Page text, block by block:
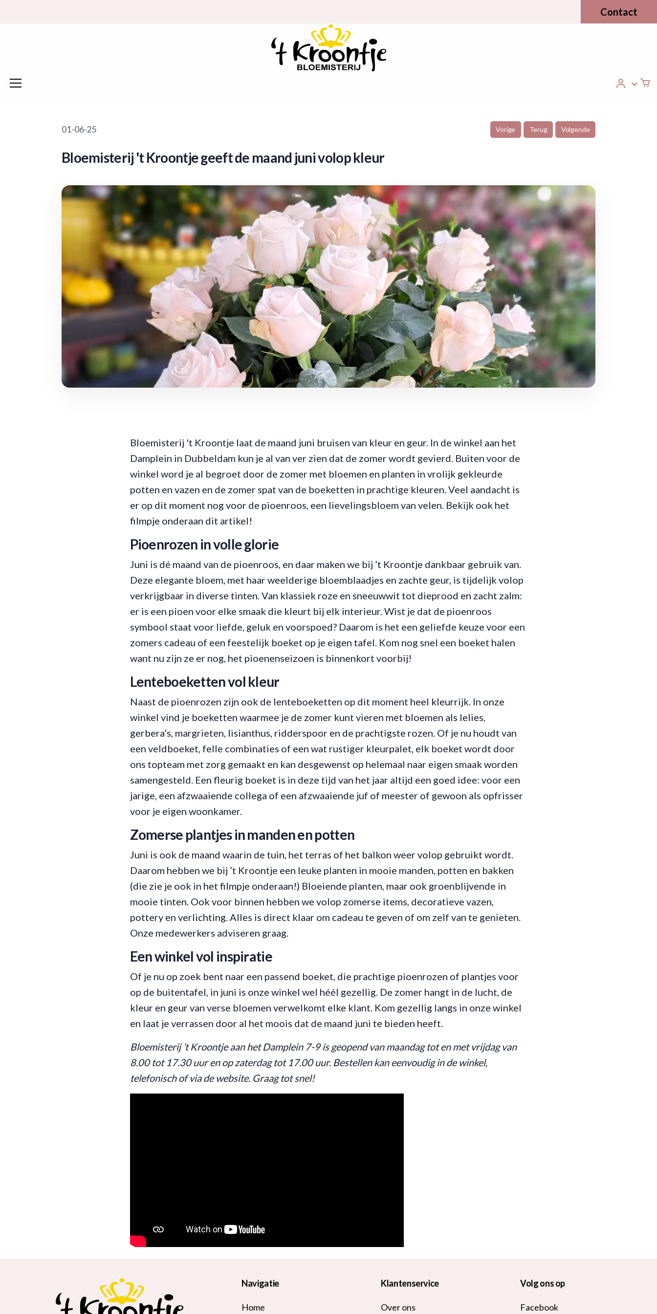
Contact
01-06-25 Vorige Terug Volgende
Bloemisterij 't Kroontje geeft de maand juni volop kleur
Bloemisterij 't Kroontje laat de maand juni bruisen van kleur en geur. In de winkel aan het
Damplein in Dubbeldam kun je al van ver zien dat de zomer wordt gevierd. Buiten voor de
winkel word je al begroet door de zomer met bloemen en planten in vrolijk gekleurde
potten en vazen en de zomer spat van de boeketten in prachtige kleuren. Veel aandacht is
er op dit moment nog voor de pioenroos, een lievelingsbloem van velen. Bekijk ook het
filmpje onderaan dit artikel!
Pioenrozen in volle glorie
Juni is dé maand van de pioenroos, en daar maken we bij ’t Kroontje dankbaar gebruik van.
Deze elegante bloem, met haar weelderige bloemblaadjes en zachte geur, is tijdelijk volop
verkrijgbaar in diverse tinten. Van klassiek roze en sneeuwwit tot dieprood en zacht zalm:
er is een pioen voor elke smaak die kleurt bij elk interieur. Wist je dat de pioenroos
symbool staat voor liefde, geluk en voorspoed? Daarom is het een geliefde keuze voor een
zomers cadeau of een feestelijk boeket op je eigen tafel. Kom nog snel een boeket halen
want nu zijn ze er nog, het pioenenseizoen is binnenkort voorbij!
Lenteboeketten vol kleur
Naast de pioenrozen zijn ook de lenteboeketten op dit moment heel kleurrijk. In onze
winkel vind je boeketten waarmee je de zomer kunt vieren met bloemen als lelies,
gerbera’s, margrieten, lisianthus, ridderspoor en de prachtigste rozen. Of je nu houdt van
een veldboeket, felle combinaties of een wat rustiger kleurpalet, elk boeket wordt door
ons topteam met zorg gemaakt en kan desgewenst op helemaal naar eigen smaak worden
samengesteld. Een fleurig boeket is in deze tijd van het jaar altijd een goed idee: voor een
jarige, een afzwaaiende collega of een afzwaaiende juf of meester of gewoon als opfrisser
voor je eigen woonkamer.
Zomerse plantjes in manden en potten
Juni is ook de maand waarin de tuin, het terras of het balkon weer volop gebruikt wordt.
Daarom hebben we bij ’t Kroontje een leuke planten in mooie manden, potten en bakken
(die zie je ook in het filmpje onderaan!) Bloeiende planten, maar ook groenblijvende in
mooie tinten. Ook voor binnen hebben we volop zomerse items, decoratieve vazen,
pottery en verlichting. Alles is direct klaar om cadeau te geven of om zelf van te genieten.
Onze medewerkers adviseren graag.
Een winkel vol inspiratie
Of je nu op zoek bent naar een passend boeket, die prachtige pioenrozen of plantjes voor
op de buitentafel, in juni is onze winkel wel héél gezellig. De zomer hangt in de lucht, de
kleur en geur van verse bloemen verwelkomt elke klant. Kom gezellig langs in onze winkel
en laat je verrassen door al het moois dat de maand juni te bieden heeft.
Bloemisterij ’t Kroontje aan het Damplein 7-9 is geopend van maandag tot en met vrijdag van
8.00 tot 17.30 uur en op zaterdag tot 17.00 uur. Bestellen kan eenvoudig in de winkel,
telefonisch of via de website. Graag tot snel!
Navigatie
Home
Klantenservice
Over ons
Volg ons op
Facebook